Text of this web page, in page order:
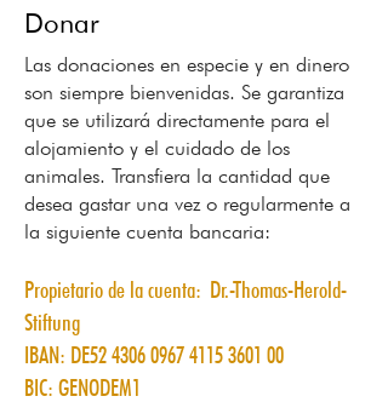
Donar
Las donaciones en especie y en dinero
son siempre bienvenidas. Se garantiza
que se utilizará directamente para el
alojamiento y el cuidado de los
animales. Transfiera la cantidad que
desea gastar una vez o regularmente a
la siguiente cuenta bancaria:
Propietario de la cuenta: Dr.-Thomas-Herold-
Stiftung
IBAN: DE524306 0967 4115 3601 00
BIC: GENODEM1